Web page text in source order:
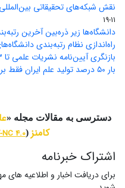
نقش شبکه‌های تحقیقاتی
11-19
دانشگاه‌ها زیر ذره‌بین آخرین
راه‌اندازی نظام رتبه‌بندی
بازنگری آیین‌نامه نشریات علمی تا ۳ ماه آینده
بار ۵۰ درصد تولید علم ایران فقط بر دوش ۱۵ دانشگاه کشور
دسترسی به مقالات مجله «
کامنز (
NC 4.0
اشتراک خبرنامه
برای دریافت اخبار و اطلاعیه